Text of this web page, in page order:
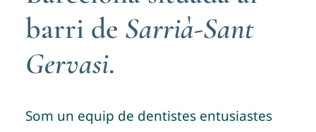
barri de Sarrià-Sant
Gervasi.
Som un equip de dentistes entusiastes